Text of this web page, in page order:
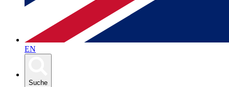
EN
Suche